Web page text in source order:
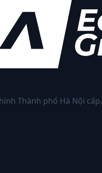
Thành phố Hà Nội cấp.